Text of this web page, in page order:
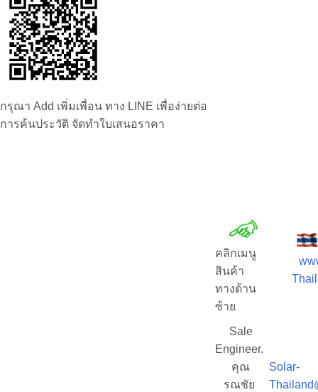
กรุณา Add เพิ่มเพื่อน ทาง LINE เพื่อง่ายต่อ
การค้นประวัติ จัดทำใบเสนอราคา
คลิกเมนู
สินค้า
ทางด้าน
ซ้าย
Sale
Engineer.
คุณ
รณชัย
Solar-